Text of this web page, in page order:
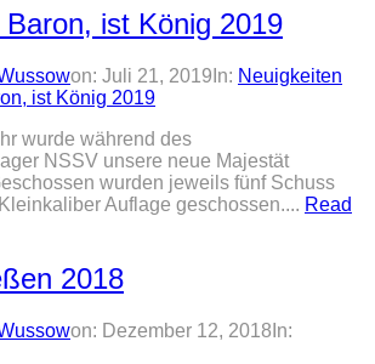
ist König 2019
on: Juli 21, 2019 In: Neuigkeiten
wurde während des
NSSV unsere neue Majestät
wurden jeweils fünf Schuss
Auflage geschossen.... Read
2018
on: Dezember 12, 2018 In: